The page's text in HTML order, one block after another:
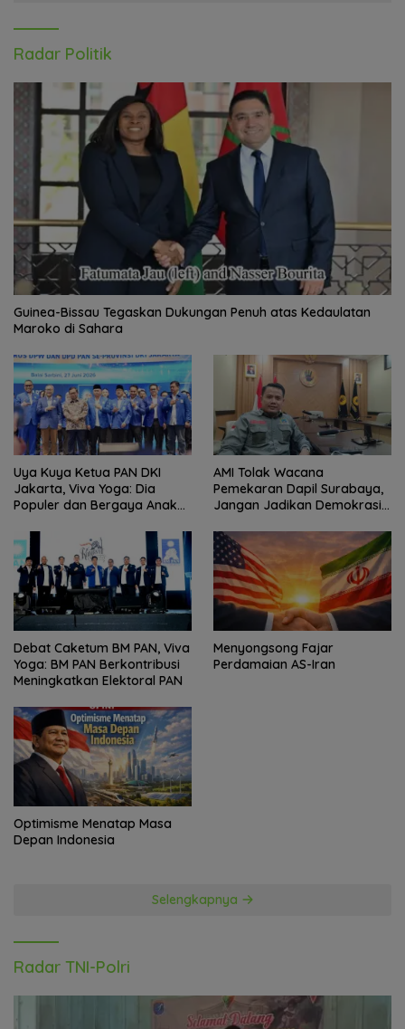
Radar Politik
Guinea-Bissau Tegaskan Dukungan Penuh atas Kedaulatan
Maroko di Sahara
Uya Kuya Ketua PAN DKI
Jakarta, Viva Yoga: Dia
Populer dan Bergaya Anak
AMI Tolak Wacana
Pemekaran Dapil Surabaya,
Jangan Jadikan Demokrasi
Politik
Debat Caketum BM PAN, Viva
Yoga: BM PAN Berkontribusi
Meningkatkan Elektoral PAN
Menyongsong Fajar
Perdamaian AS-Iran
Optimisme Menatap Masa
Depan Indonesia
Selengkapnya
Radar TNI-Polri